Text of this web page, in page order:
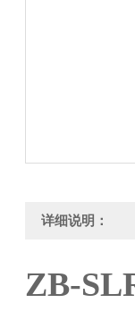
详细说明：
ZB-